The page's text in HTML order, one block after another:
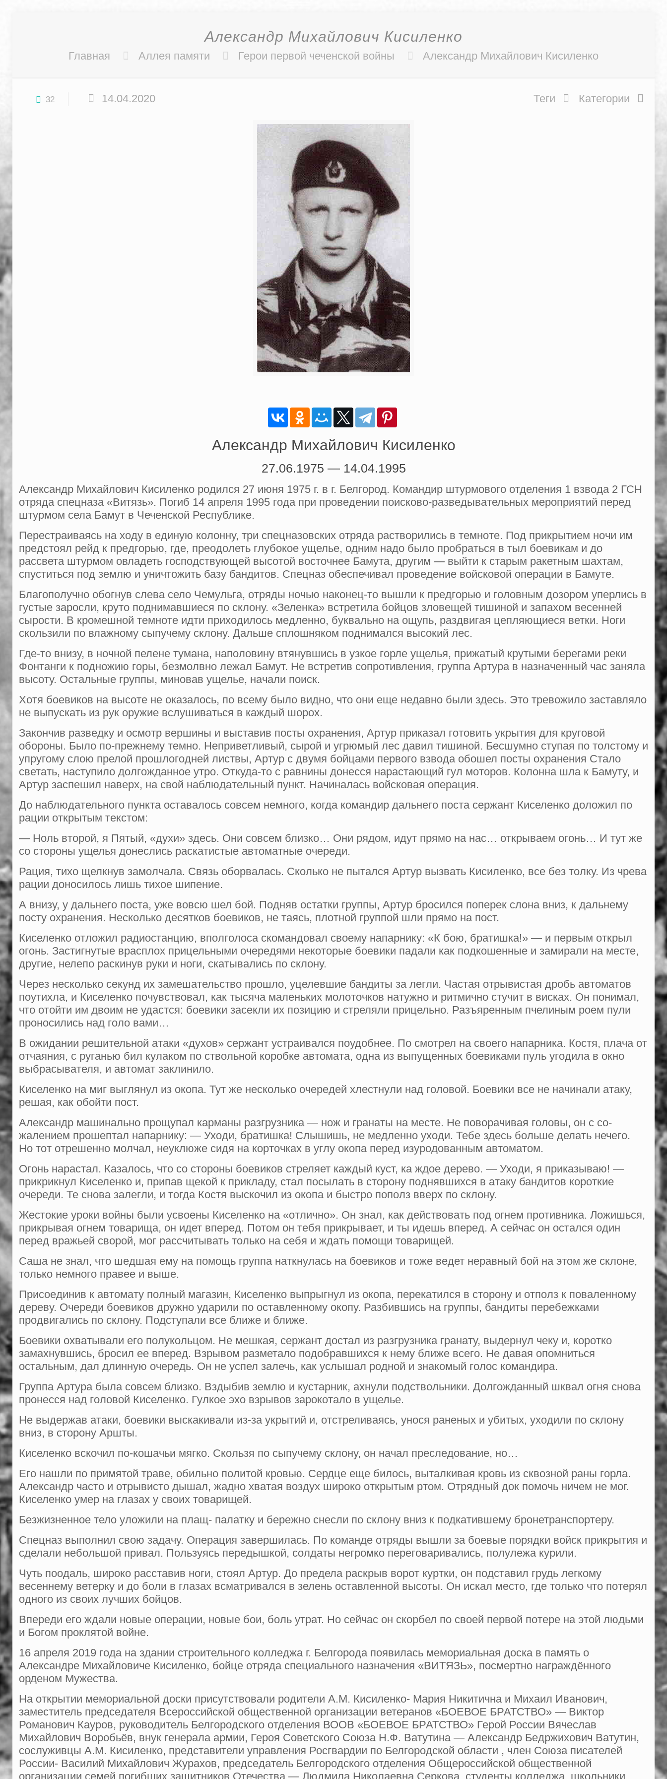
Александр Михайлович Кисиленко
Главная Аллея памяти Герои первой чеченской войны Александр Михайлович Кисиленко
32 14.04.2020 Категории
Теги
Александр Михайлович Кисиленко
27.06.1975 — 14.04.1995
Александр Михайлович Кисиленко родился 27 июня 1975 г. в г. Белгород. Командир штурмового отделения 1 взвода 2 ГСН
отряда спецназа «Витязь». Погиб 14 апреля 1995 года при проведении поисково-разведывательных мероприятий перед
штурмом села Бамут в Чеченской Республике.
Перестраиваясь на ходу в единую колонну, три спецназовских отряда растворились в темноте. Под прикрытием ночи им
пред­стоял рейд к предгорью, где, преодолеть глубокое ущелье, одним надо было про­браться в тыл боевикам и до
рассвета штурмом овладеть господствующей вы­сотой восточнее Бамута, другим — вый­ти к старым ракетным шахтам,
спустить­ся под землю и уничтожить базу банди­тов. Спецназ обеспечивал проведение войсковой операции в Бамуте.
Благополучно обогнув слева село Чемульга, отряды ночью наконец-то вышли к предгорью и головным дозором упер­лись в
густые заросли, круто поднимав­шиеся по склону. «Зеленка» встретила бойцов зловещей тишиной и запахом ве­сенней
сырости. В кромешной темноте идти приходилось медленно, буквально на ощупь, раздвигая цепляющиеся вет­ки. Ноги
скользили по влажному сыпуче­му склону. Дальше сплошняком подни­мался высокий лес.
Где-то внизу, в ночной пелене тума­на, наполовину втянувшись в узкое горле ущелья, прижатый крутыми берегами ре­ки
Фонтанги к подножию горы, безмолв­но лежал Бамут. Не встретив сопротив­ления, группа Артура в назначенный час заняла
высоту. Остальные группы, мино­вав ущелье, начали поиск.
Хотя боевиков на высоте не оказа­лось, по всему было видно, что они еще недавно были здесь. Это тревожило заставляло
не выпускать из рук оружие вслушиваться в каждый шорох.
Закончив разведку и осмотр верши­ны и выставив посты охранения, Артур приказал готовить укрытия для круговой
обороны. Было по-прежнему темно. Не­приветливый, сырой и угрюмый лес да­вил тишиной. Бесшумно ступая по тол­стому и
упругому слою прелой прошло­годней листвы, Артур с двумя бойцами первого взвода обошел посты охранения Стало
светать, наступило долгождан­ное утро. Откуда-то с равнины донесся нарастающий гул моторов. Колонна шла к Бамуту, и
Артур заспешил наверх, на свой наблюдательный пункт. Начиналась войсковая операция.
До наблюдательного пункта остава­лось совсем немного, когда командир дальнего поста сержант Киселенко доло­жил по
рации открытым текстом:
— Ноль второй, я Пятый, «ду­хи» здесь. Они совсем близко… Они рядом, идут прямо на нас… открываем огонь… И тут же
со стороны ущелья донеслись раскатистые автоматные очереди.
Рация, тихо щелкнув замолчала. Связь оборвалась. Сколько не пытался Артур вызвать Кисиленко, все без толку. Из чрева
рации доносилось лишь тихое ши­пение.
А внизу, у дальнего поста, уже вовсю шел бой. Подняв остатки группы, Артур бросился поперек слона вниз, к дальне­му
посту охранения. Несколько десятков боевиков, не та­ясь, плотной группой шли прямо на пост.
Киселенко отложил радиостанцию, вполголоса скомандовал своему напарни­ку: «К бою, братишка!» — и первым от­крыл
огонь. Застигнутые врасплох прицельными очередями некоторые боевики падали как подкошенные и замирали на месте,
другие, нелепо раскинув руки и ноги, скатывались по склону.
Через несколько секунд их замеша­тельство прошло, уцелевшие бандиты за­ легли. Частая отрывистая дробь автома­тов
поутихла, и Киселенко почувствовал, как тысяча маленьких молоточков натуж­но и ритмично стучит в висках. Он понимал,
что отойти им двоим не удастся: боевики засекли их позицию и стреляли прицельно. Разъяренным пче­линым роем пули
проносились над голо­ вами…
В ожидании решительной атаки «ду­хов» сержант устраивался поудобнее. По­ смотрел на своего напарника. Костя, плача от
отчаяния, с руганью бил кула­ком по ствольной коробке автомата, од­на из выпущенных боевиками пуль уго­дила в окно
выбрасывателя, и автомат заклинило.
Киселенко на миг выглянул из окопа. Тут же несколько очередей хлестнули над головой. Боевики все не начинали атаку,
решая, как обойти пост.
Александр машинально прощупал карманы разгрузника — нож и гранаты на месте. Не поворачивая головы, он с со­
жалением прошептал напарнику: — Уходи, братишка! Слышишь, не­ медленно уходи. Тебе здесь больше де­лать нечего.
Но тот отрешенно молчал, неуклюже сидя на корточках в углу окопа перед изуродованным автоматом.
Огонь нарастал. Казалось, что со сто­роны боевиков стреляет каждый куст, ка­ ждое дерево. — Уходи, я приказываю! —
прикрик­нул Киселенко и, припав щекой к при­кладу, стал посылать в сторону подняв­шихся в атаку бандитов короткие
очере­ди. Те снова залегли, и тогда Костя вы­скочил из окопа и быстро пополз вверх по склону.
Жестокие уроки войны были усвоены Киселенко на «отлично». Он знал, как действовать под огнем противника. Ло­жишься,
прикрывая огнем товарища, он идет вперед. Потом он тебя прикрыва­ет, и ты идешь вперед. А сейчас он остался один
перед вражьей сворой, мог рассчитывать только на себя и ждать помощи товарищей.
Саша не знал, что шедшая ему на помощь группа наткнулась на боевиков и тоже ведет неравный бой на этом же склоне,
только немного правее и выше.
Присоединив к автомату полный магазин, Киселенко выпрыгнул из окопа, перекатился в сторону и отполз к поваленному
дереву. Очереди боевиков дружно ударили по оставленному окопу. Разбившись на группы, бандиты перебежками
продвига­лись по склону. Подступали все ближе и ближе.
Боевики охватывали его полуколь­цом. Не мешкая, сержант достал из разгрузника гранату, выдернул чеку и, ко­ротко
замахнувшись, бросил ее вперед. Взрывом разметало подобравшихся к не­му ближе всего. Не давая опомниться
остальным, дал длинную очередь. Он не успел залечь, как услышал родной и зна­комый голос командира.
Группа Артура была совсем близко. Вздыбив землю и кустарник, ахнули под­ствольники. Долгожданный шквал огня снова
пронесся над головой Киселенко. Гулкое эхо взрывов зарокотало в ущелье.
Не выдержав атаки, боевики выскаки­вали из-за укрытий и, отстреливаясь, унося раненых и убитых, уходили по склону
вниз, в сторону Аршты.
Киселенко вскочил по-кошачьи мягко. Скользя по сыпучему склону, он начал преследование, но…
Его нашли по примятой траве, обиль­но политой кровью. Сердце еще билось, выталкивая кровь из сквозной раны гор­ла.
Александр часто и отрывисто дышал, жадно хватая воздух широко открытым ртом. Отрядный док помочь ничем не мог.
Киселенко умер на глазах у своих товарищей.
Безжизненное тело уложили на плащ- палатку и бережно снесли по склону вниз к подкатившему бронетранспортеру.
Спецназ выполнил свою задачу. Опе­рация завершилась. По команде отряды вышли за боевые порядки войск прикры­тия и
сделали небольшой привал. Поль­зуясь передышкой, солдаты негромко пе­реговаривались, полулежа курили.
Чуть поодаль, широко расставив но­ги, стоял Артур. До предела раскрыв во­рот куртки, он подставил грудь легкому
весеннему ветерку и до боли в глазах всматривался в зелень оставленной вы­соты. Он искал место, где только что по­терял
одного из своих лучших бойцов.
Впереди его ждали новые операции, новые бои, боль утрат. Но сейчас он скорбел по своей первой потере на этой людьми
и Богом проклятой войне.
16 апреля 2019 года на здании строительного колледжа г. Белгорода появилась мемориальная доска в память о
Александре Михайловиче Кисиленко, бойце отряда специального назначения «ВИТЯЗЬ», посмертно награждённого
орденом Мужества.
На открытии мемориальной доски присутствовали родители А.М. Кисиленко- Мария Никитична и Михаил Иванович,
заместитель председателя Всероссийской общественной организации ветеранов «БОЕВОЕ БРАТСТВО» — Виктор
Романович Кауров, руководитель Белгородского отделения ВООВ «БОЕВОЕ БРАТСТВО» Герой России Вячеслав
Михайлович Воробьёв, внук генерала армии, Героя Советского Союза Н.Ф. Ватутина — Александр Бедржихович Ватутин,
сослуживцы А.М. Кисиленко, представители управления Росгвардии по Белгородской области , член Союза писателей
России- Василий Михайлович Журахов, председатель Белгородского отделения Общероссийской общественной
организации семей погибших защитников Отечества — Людмила Николаевна Серкова, студенты колледжа, школьники,